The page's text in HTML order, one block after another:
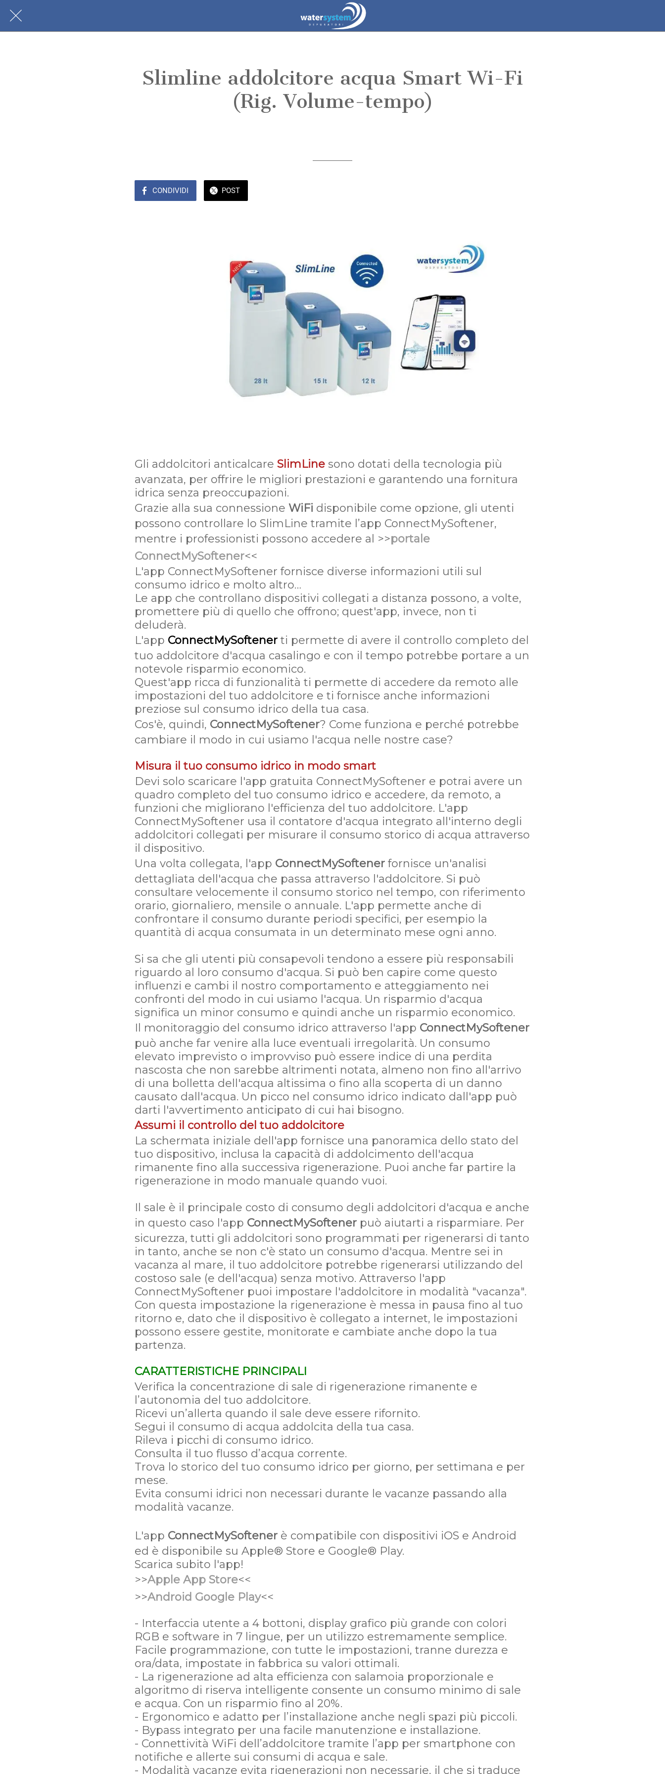
Slimline addolcitore acqua Smart Wi-Fi
(Rig. Volume-tempo)
CONDIVIDI POST
Gli addolcitori anticalcare SlimLine sono dotati della tecnologia più
avanzata, per offrire le migliori prestazioni e garantendo una fornitura
idrica senza preoccupazioni.
Grazie alla sua connessione WiFi disponibile come opzione, gli utenti
possono controllare lo SlimLine tramite l’app ConnectMySoftener,
mentre i professionisti possono accedere al >>portale
ConnectMySoftener<<
L'app ConnectMySoftener fornisce diverse informazioni utili sul
consumo idrico e molto altro…
Le app che controllano dispositivi collegati a distanza possono, a volte,
promettere più di quello che offrono; quest'app, invece, non ti
deluderà.
L'app ConnectMySoftener ti permette di avere il controllo completo del
tuo addolcitore d'acqua casalingo e con il tempo potrebbe portare a un
notevole risparmio economico.
Quest'app ricca di funzionalità ti permette di accedere da remoto alle
impostazioni del tuo addolcitore e ti fornisce anche informazioni
preziose sul consumo idrico della tua casa.
Cos'è, quindi, ConnectMySoftener? Come funziona e perché potrebbe
cambiare il modo in cui usiamo l'acqua nelle nostre case?
Misura il tuo consumo idrico in modo smart
Devi solo scaricare l'app gratuita ConnectMySoftener e potrai avere un
quadro completo del tuo consumo idrico e accedere, da remoto, a
funzioni che migliorano l'efficienza del tuo addolcitore. L'app
ConnectMySoftener usa il contatore d'acqua integrato all'interno degli
addolcitori collegati per misurare il consumo storico di acqua attraverso
il dispositivo.
Una volta collegata, l'app ConnectMySoftener fornisce un'analisi
dettagliata dell'acqua che passa attraverso l'addolcitore. Si può
consultare velocemente il consumo storico nel tempo, con riferimento
orario, giornaliero, mensile o annuale. L'app permette anche di
confrontare il consumo durante periodi specifici, per esempio la
quantità di acqua consumata in un determinato mese ogni anno.
Si sa che gli utenti più consapevoli tendono a essere più responsabili
riguardo al loro consumo d'acqua. Si può ben capire come questo
influenzi e cambi il nostro comportamento e atteggiamento nei
confronti del modo in cui usiamo l'acqua. Un risparmio d'acqua
significa un minor consumo e quindi anche un risparmio economico.
Il monitoraggio del consumo idrico attraverso l'app ConnectMySoftener
può anche far venire alla luce eventuali irregolarità. Un consumo
elevato imprevisto o improvviso può essere indice di una perdita
nascosta che non sarebbe altrimenti notata, almeno non fino all'arrivo
di una bolletta dell'acqua altissima o fino alla scoperta di un danno
causato dall'acqua. Un picco nel consumo idrico indicato dall'app può
darti l'avvertimento anticipato di cui hai bisogno.
Assumi il controllo del tuo addolcitore
La schermata iniziale dell'app fornisce una panoramica dello stato del
tuo dispositivo, inclusa la capacità di addolcimento dell'acqua
rimanente fino alla successiva rigenerazione. Puoi anche far partire la
rigenerazione in modo manuale quando vuoi.
Il sale è il principale costo di consumo degli addolcitori d'acqua e anche
in questo caso l'app ConnectMySoftener può aiutarti a risparmiare. Per
sicurezza, tutti gli addolcitori sono programmati per rigenerarsi di tanto
in tanto, anche se non c'è stato un consumo d'acqua. Mentre sei in
vacanza al mare, il tuo addolcitore potrebbe rigenerarsi utilizzando del
costoso sale (e dell'acqua) senza motivo. Attraverso l'app
ConnectMySoftener puoi impostare l'addolcitore in modalità "vacanza".
Con questa impostazione la rigenerazione è messa in pausa fino al tuo
ritorno e, dato che il dispositivo è collegato a internet, le impostazioni
possono essere gestite, monitorate e cambiate anche dopo la tua
partenza.
CARATTERISTICHE PRINCIPALI
Verifica la concentrazione di sale di rigenerazione rimanente e
l’autonomia del tuo addolcitore.
Ricevi un’allerta quando il sale deve essere rifornito.
Segui il consumo di acqua addolcita della tua casa.
Rileva i picchi di consumo idrico.
Consulta il tuo flusso d’acqua corrente.
Trova lo storico del tuo consumo idrico per giorno, per settimana e per
mese.
Evita consumi idrici non necessari durante le vacanze passando alla
modalità vacanze.
L'app ConnectMySoftener è compatibile con dispositivi iOS e Android
ed è disponibile su Apple® Store e Google® Play.
Scarica subito l'app!
>>Apple App Store<<
>>Android Google Play<<
- Interfaccia utente a 4 bottoni, display grafico più grande con colori
RGB e software in 7 lingue, per un utilizzo estremamente semplice.
Facile programmazione, con tutte le impostazioni, tranne durezza e
ora/data, impostate in fabbrica su valori ottimali.
- La rigenerazione ad alta efficienza con salamoia proporzionale e
algoritmo di riserva intelligente consente un consumo minimo di sale
e acqua. Con un risparmio fino al 20%.
- Ergonomico e adatto per l’installazione anche negli spazi più piccoli.
- Bypass integrato per una facile manutenzione e installazione.
- Connettività WiFi dell’addolcitore tramite l’app per smartphone con
notifiche e allerte sui consumi di acqua e sale.
- Modalità vacanze evita rigenerazioni non necessarie, il che si traduce